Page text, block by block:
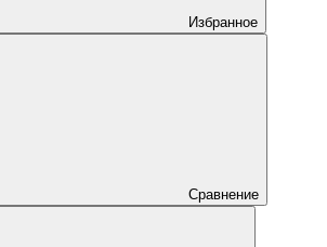
Избранное
Сравнение